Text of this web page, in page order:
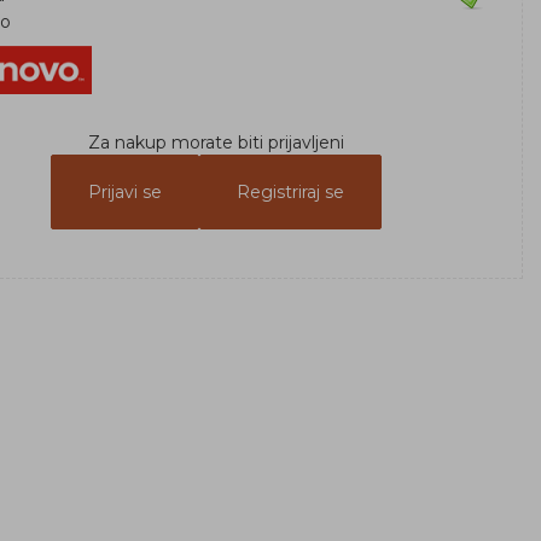
Za nakup morate biti prijavljeni
Prijavi se Registriraj se